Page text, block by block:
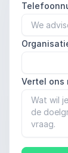
Vertel ons